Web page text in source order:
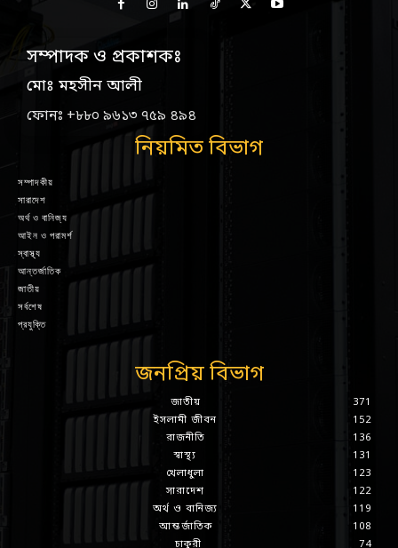
সম্পাদক ও প্রকাশকঃ
মোঃ মহসীন আলী
ফোনঃ +৮৮০ ৯৬১৩ ৭৫৯ ৪৯৪
নিয়মিত বিভাগ
সম্পাদকীয়
সারাদেশ
অর্থ ও বানিজ্য
আইন ও পরামর্শ
স্বাস্থ্য
আন্তর্জাতিক
জাতীয়
সর্বশেষ
প্রযুক্তি
জনপ্রিয় বিভাগ
জাতীয়
371
ইসলামী জীবন
152
রাজনীতি
136
স্বাস্থ্য
131
খেলাধুলা
123
সারাদেশ
122
অর্থ ও বানিজ্য
119
আন্তর্জাতিক
108
চাকুরী
74